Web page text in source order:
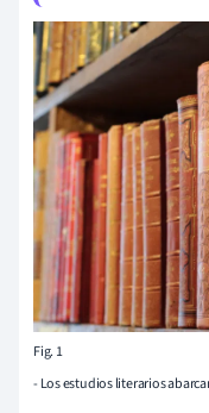
Fig. 1
- Los estudios literarios